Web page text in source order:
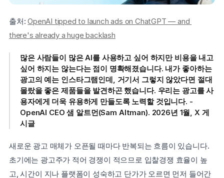
출처: OpenAI tipped to launch ads on ChatGPT — and
there's already a huge backlash
많은 사람들이 많은 AI를 사용하고 싶어 하지만 비용을 내고
싶어 하지는 않는다는 점이 명확해졌습니다. 내가 좋아하는
광고의 예는 인스타그램인데, 거기서 그렇지 않았다면 절대
몰랐을 좋은 제품들을 발견하곤 했습니다. 우리는 광고를 사
용자에게 더욱 유용하게 만들도록 노력할 것입니다. -
OpenAI CEO 샘 알트먼(Sam Altman). 2026년 1월, X 게
시글
새로운 광고 매체가 오픈될 때마다 반복되는 흐름이 있습니다.
초기에는 광고주가 적어 경쟁이 적으므로 입찰경쟁 효율이 높
고, 시간이 지나 플랫폼이 성숙하고 단가가 오르면 먼저 들어간